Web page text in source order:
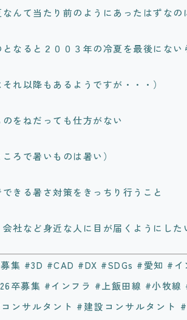
んて当たり前のようにあったはずなの
なると２００３年の冷夏を最後にない
それ以降もあるようですが・・・）
のをねだっても仕方がない
ころで暑いものは暑い）
できる暑さ対策をきっちり行うこと
会社など身近な人に目が届くようにした
集 #3D #CAD #DX #SDGs #愛知 #イ
卒募集 #インフラ #上飯田線 #小牧
ンサルタント #建設コンサルタント